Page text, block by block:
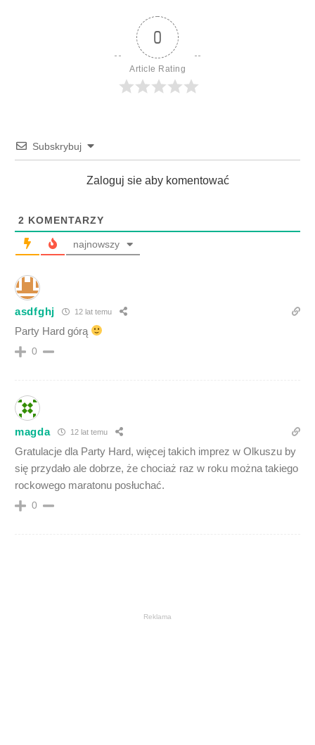
0
Article Rating
Subskrybuj
Zaloguj sie aby komentować
2 KOMENTARZY
najnowszy
asdfghj 12 lat temu
Party Hard górą
0
magda 12 lat temu
Gratulacje dla Party Hard, więcej takich imprez w Olkuszu by
się przydało ale dobrze, że chociaż raz w roku można takiego
rockowego maratonu posłuchać.
0
Reklama